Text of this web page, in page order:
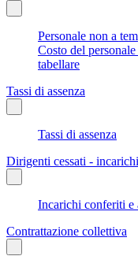
Personale non a
Costo del
tabellare
Tassi di assenza
Tassi di assenza
Dirigenti cessati -
Incarichi conferiti e
Contrattazione collettiva